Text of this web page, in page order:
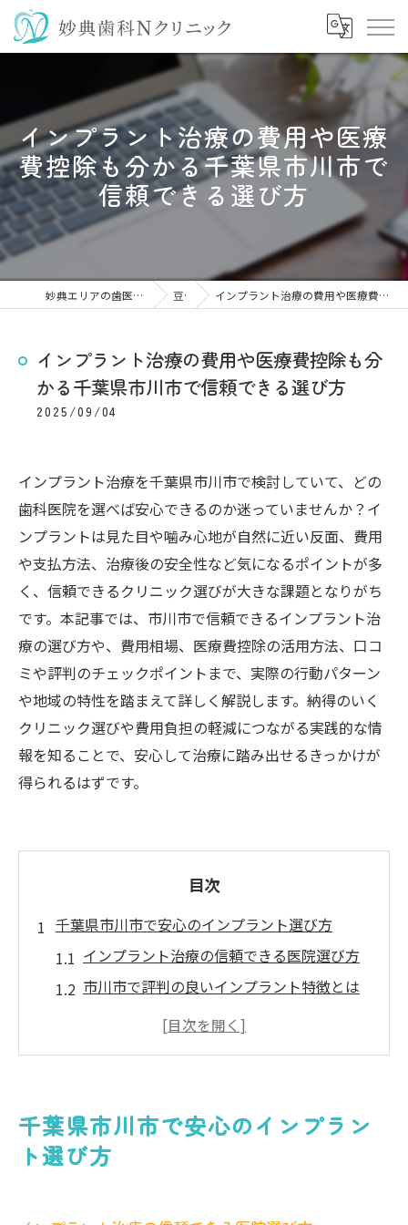
インプラント治療の費用や医療
費控除も分かる千葉県市川市で
信頼できる選び方
妙典エリアの歯医者なら妙典歯科Nクリニック 豆知識 インプラント治療の費用や医療費控除も分かる千葉県市川市で信頼できる選び方
インプラント治療の費用や医療費控除も分
かる千葉県市川市で信頼できる選び方
2025/09/04
インプラント治療を千葉県市川市で検討していて、どの
歯科医院を選べば安心できるのか迷っていませんか？イ
ンプラントは見た目や噛み心地が自然に近い反面、費用
や支払方法、治療後の安全性など気になるポイントが多
く、信頼できるクリニック選びが大きな課題となりがち
です。本記事では、市川市で信頼できるインプラント治
療の選び方や、費用相場、医療費控除の活用方法、口コ
ミや評判のチェックポイントまで、実際の行動パターン
や地域の特性を踏まえて詳しく解説します。納得のいく
クリニック選びや費用負担の軽減につながる実践的な情
報を知ることで、安心して治療に踏み出せるきっかけが
得られるはずです。
目次
千葉県市川市で安心のインプラント選び方
インプラント治療の信頼できる医院選び方
市川市で評判の良いインプラント特徴とは
インプラント名医の探し方と見分けるコツ
イント
市川市で安心できるインプラント医院の条
千葉県市川市で安心のインプラン
ト選び方